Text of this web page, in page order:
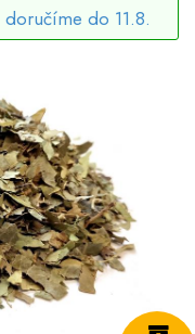
doručíme do 11.8.